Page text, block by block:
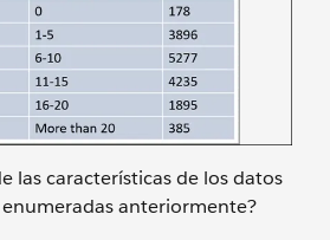
las características de los datos
anteriormente?